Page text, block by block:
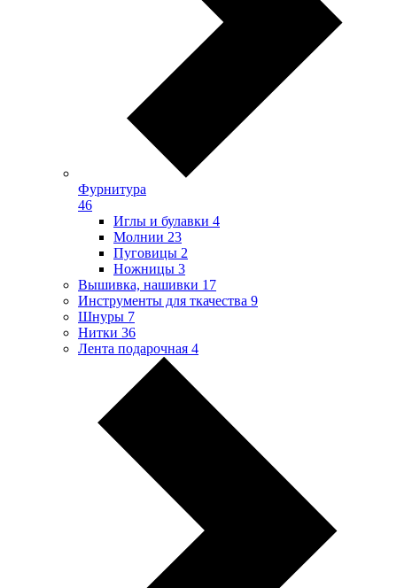
Фурнитура
46
Иглы и булавки 4
Молнии 23
Пуговицы 2
Ножницы 3
Вышивка, нашивки 17
Инструменты для ткачества 9
Шнуры 7
Нитки 36
Лента подарочная 4